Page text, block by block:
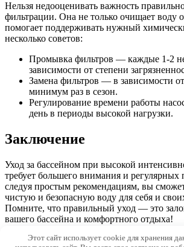
Нельзя недооценивать важность
фильтрации. Она не только очищает воду
помогает поддерживать нужный
несколько советов:
Промывка фильтров — каждые 1-2
зависимости от степени
Замена фильтров — в зависимости
минимум раз в сезон.
Регулирование времени работы
день в периоды высокой нагрузки.
Заключение
Уход за бассейном при высокой
требует большего внимания и регулярных
следуя простым рекомендациям, вы
чистую и безопасную воду для себя и
Помните, что правильный уход — это
вашего бассейна и комфортного отдыха!
© 2026 Morevdome.com
Этот сайт использует cookie для хранения